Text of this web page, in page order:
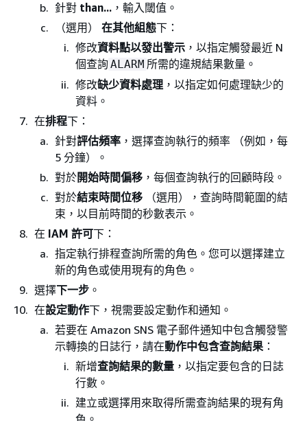
針對 than... ，輸入閾值。
（選用） 在其他組態下：
修改資料點以發出警示 ，以指定觸發最近 N
個查詢 ALARM 所需的違規結果數量。
修改缺少資料處理 ，以指定如何處理缺少的
資料。
在排程下：
針對評估頻率 ，選擇查詢執行的頻率 （例如，每
5 分鐘）。
對於開始時間偏移 ，每個查詢執行的回顧時段。
對於結束時間位移 （選用），查詢時間範圍的結
束，以目前時間的秒數表示。
在 IAM 許可下：
指定執行排程查詢所需的角色。您可以選擇建立
新的角色或使用現有的角色。
選擇下一步 。
在設定動作下，視需要設定動作和通知。
若要在 Amazon SNS 電子郵件通知中包含觸發警
示轉換的日誌行，請在動作中包含查詢結果：
新增查詢結果的數量 ，以指定要包含的日誌
行數。
建立或選擇用來取得所需查詢結果的現有角